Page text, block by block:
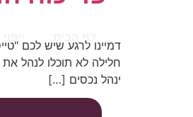
דמיינו לרגע שיש לכם
חלילה לא תוכלו לנהל
ינהל נכסים […]